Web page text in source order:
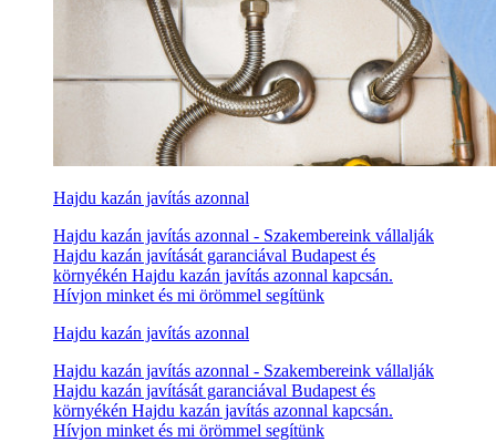
Hajdu kazán javítás azonnal
Hajdu kazán javítás azonnal - Szakembereink vállalják
Hajdu kazán javítását garanciával Budapest és
környékén Hajdu kazán javítás azonnal kapcsán.
Hívjon minket és mi örömmel segítünk
Hajdu kazán javítás azonnal
Hajdu kazán javítás azonnal - Szakembereink vállalják
Hajdu kazán javítását garanciával Budapest és
környékén Hajdu kazán javítás azonnal kapcsán.
Hívjon minket és mi örömmel segítünk